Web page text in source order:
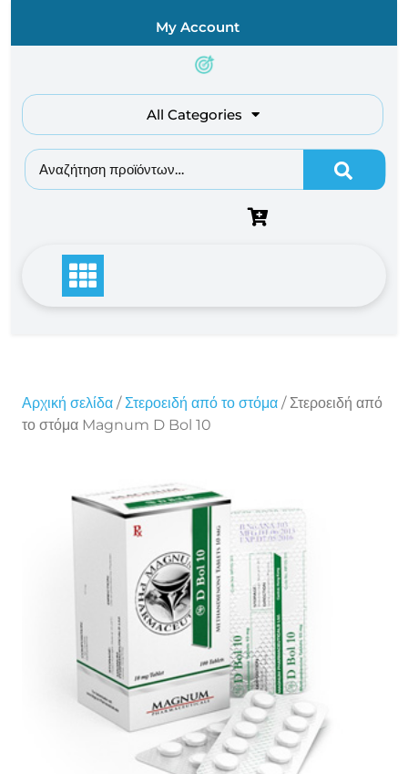
My Account
All Categories
Αναζήτηση για:
Αρχική σελίδα / Στεροειδή από το στόμα / Στεροειδή από
το στόμα Magnum D Bol 10